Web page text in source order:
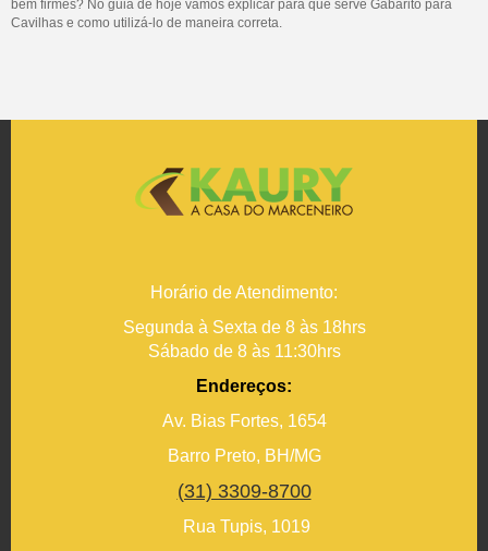
bem firmes? No guia de hoje vamos explicar para que serve Gabarito para
Cavilhas e como utilizá-lo de maneira correta.
Horário de Atendimento:
Segunda à Sexta de 8 às 18hrs
Sábado de 8 às 11:30hrs
Endereços:
Av. Bias Fortes, 1654
Barro Preto, BH/MG
(31) 3309-8700
Rua Tupis, 1019